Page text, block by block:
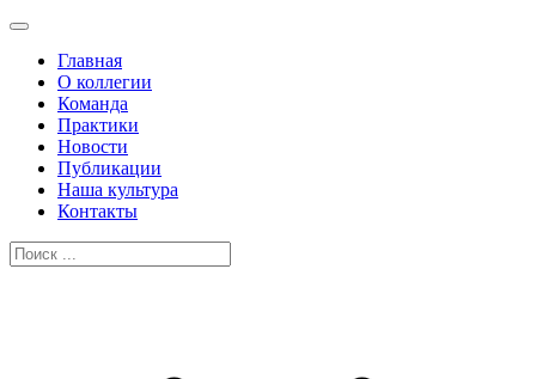
Главная
О коллегии
Команда
Практики
Новости
Публикации
Наша культура
Контакты